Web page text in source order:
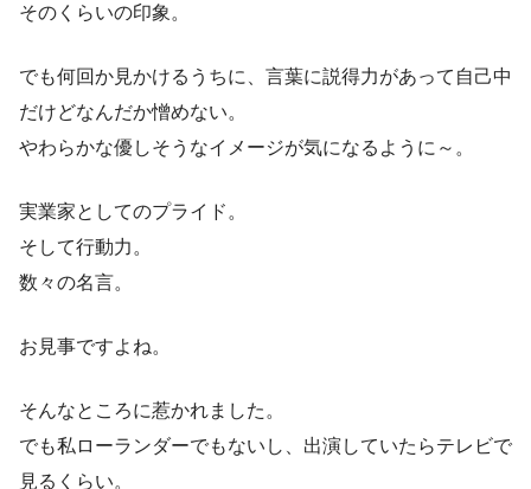
そのくらいの印象。
でも何回か見かけるうちに、言葉に説得力があって自己中
だけどなんだか憎めない。
やわらかな優しそうなイメージが気になるように～。
実業家としてのプライド。
そして行動力。
数々の名言。
お見事ですよね。
そんなところに惹かれました。
でも私ローランダーでもないし、出演していたらテレビで
見るくらい。